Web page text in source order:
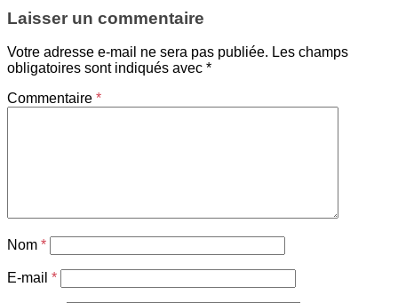
Laisser un commentaire
Votre adresse e-mail ne sera pas publiée. Les champs
obligatoires sont indiqués avec *
Commentaire *
Nom *
E-mail *